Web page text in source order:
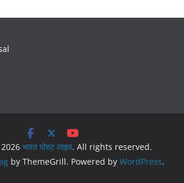
भारत पोस्ट लाइव. All rights reserved.
by ThemeGrill. Powered by WordPress.